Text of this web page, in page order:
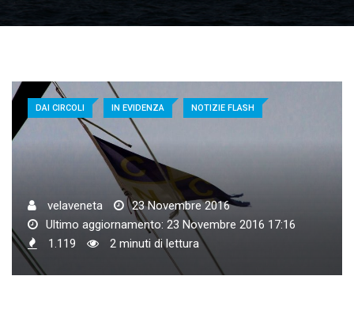
DAI CIRCOLI IN EVIDENZA NOTIZIE FLASH
velaveneta
23 Novembre 2016
Ultimo aggiornamento: 23 Novembre 2016 17:16
1.119
2 minuti di lettura